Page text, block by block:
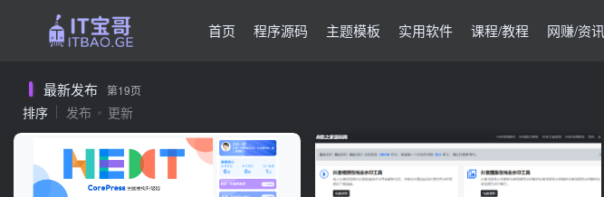
首页 程序源码 主题模板 实用软件 课程/教程 网赚/资讯
最新发布 第19页
排序 发布 更新